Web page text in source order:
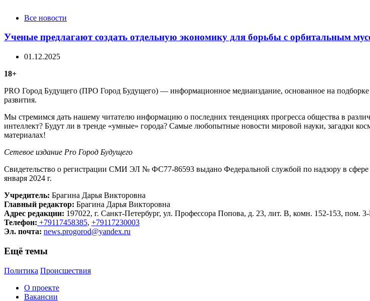
CategoriesВсе новости
Ученые предлагают создать отдельную экономику для борьбы с орбитальным
01.12.2025
18+
PRO Город Будущего (ПРО Город Будущего) — информационное медиаиздание, основанное на
развития.
Мы стремимся дать нашему читателю информацию о последних тенденциях прогресса общества в
интеллект? Будут ли в тренде «умные» города? Самые любопытные новости мировой науки, загадки
материалах!
Сетевое издание Рrо Город Будущего
Свидетельство о регистрации СМИ ЭЛ № ФС77-86593 выдано Федеральной службой по надзору в
января 2024 г.
Учредитель: Брагина Дарья Викторовна
Главный редактор: Брагина Дарья Викторовна
Адрес редакции: 197022, г. Санкт-Петербург, ул. Профессора Попова, д. 23, лит. В, комн. 152-153, пом.
Телефон: +79117458385, +79117230003
Эл. почта: news.progorod@yandex.ru
Ещё темы
Политика Происшествия
О проекте
Вакансии